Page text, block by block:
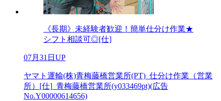
《長期》未経験者歓迎！簡単仕分け作業★
シフト相談可◎[仕]
07月31日UP
ヤマト運輸(株)青梅藤橋営業所(PT)_仕分け作業（営業
所）[仕]_青梅藤橋営業所(y033469pt)(広告
No.Y00000614656)